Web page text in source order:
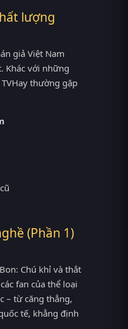
lượng
giả Việt Nam
Khác với những
TVHay thường gặp
(Phần 1)
Chú khỉ và thắt
fan của thể loại
– từ căng thẳng,
tế, khẳng định